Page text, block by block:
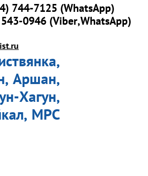
744-7125 (WhatsApp)
0946 (Viber,WhatsApp)
Аршан,
Хагун,
МРС